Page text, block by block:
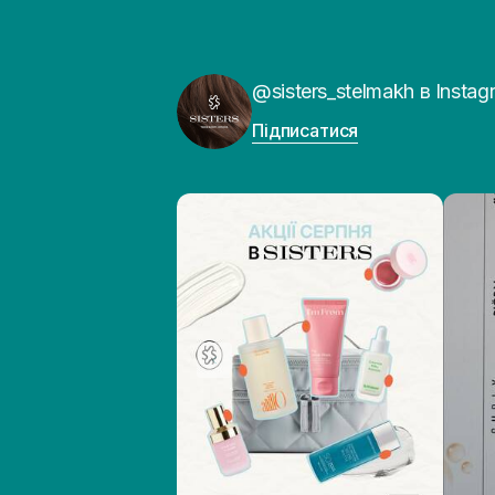
@sisters_stelmakh в
Підписатися